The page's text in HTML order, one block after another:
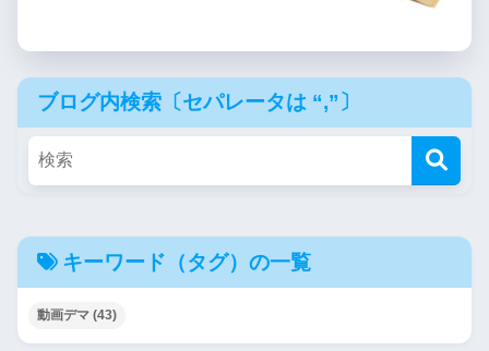
ブログ内検索〔セパレータは “,”〕
キーワード（タグ）の一覧
動画デマ (43)